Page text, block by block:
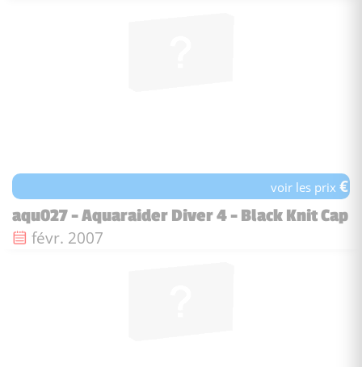
voir les prix€
aqu027 - Aquaraider Diver 4 - Black Knit Cap
Date de sortie :
févr. 2007